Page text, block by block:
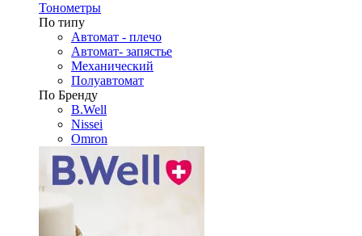
Тонометры
По типу
Автомат - плечо
Автомат- запястье
Механический
Полуавтомат
По Бренду
B.Well
Nissei
Omron